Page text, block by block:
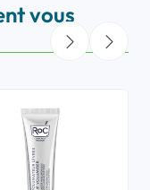
vous